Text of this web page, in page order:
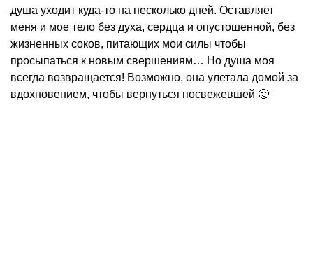
душа уходит куда-то на несколько дней. Оставляет
меня и мое тело без духа, сердца и опустошенной, без
жизненных соков, питающих мои силы чтобы
просыпаться к новым свершениям… Но душа моя
всегда возвращается! Возможно, она улетала домой за
вдохновением, чтобы вернуться посвежевшей 🙂